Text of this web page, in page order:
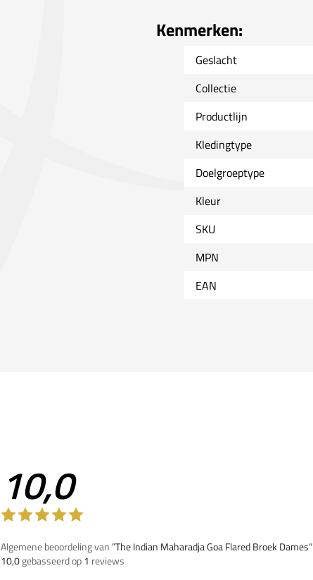
Kenmerken:
Geslacht
Collectie
Productlijn
Kledingtype
Doelgroeptype
Kleur
SKU
MPN
EAN
10,0
Algemene beoordeling van”The Indian Maharadja Goa Flared Broek Dames“
10,0gebasseerd op1 reviews